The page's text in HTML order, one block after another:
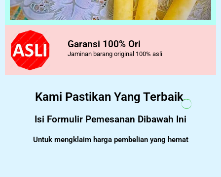
Garansi 100% Ori
Jaminan barang original 100% asli
Kami Pastikan Yang Terbaik
Isi Formulir Pemesanan Dibawah Ini
Untuk mengklaim harga pembelian yang hemat